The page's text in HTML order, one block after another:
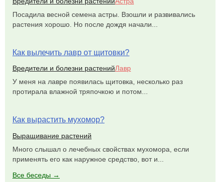
Посадила весной семена астры. Взошли и развивались
растения хорошо. Но после дождя начали...
Как вылечить лавр от щитовки?
Вредители и болезни растенийЛавр
У меня на лавре появилась щитовка, несколько раз
протирала влажной тряпочкою и потом...
Как вырастить мухомор?
Выращивание растений
Много слышал о лечебных свойствах мухомора, если
применять его как наружное средство, вот и...
Все беседы →